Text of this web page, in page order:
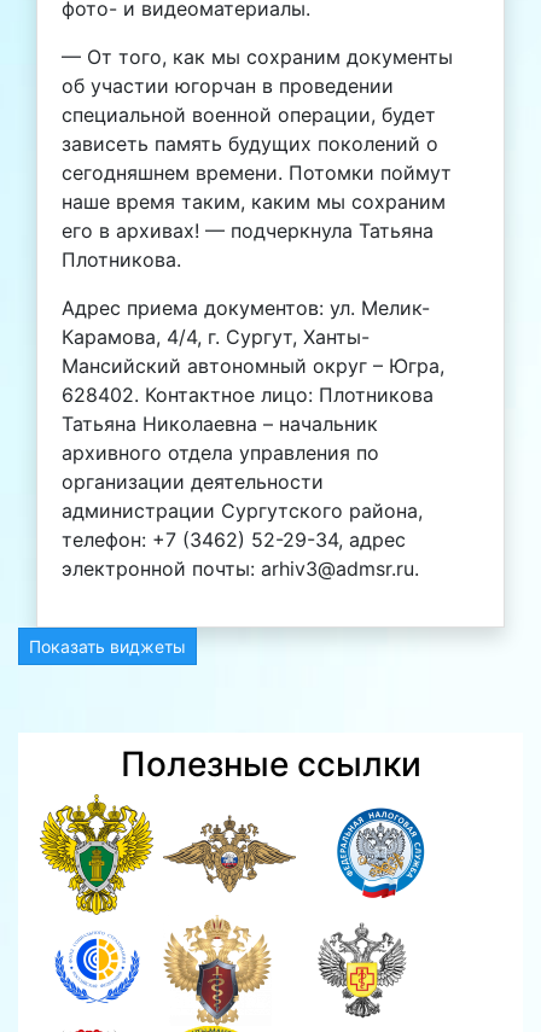
фото- и видеоматериалы.
— От того, как мы сохраним документы
об участии югорчан в проведении
специальной военной операции, будет
зависеть память будущих поколений о
сегодняшнем времени. Потомки поймут
наше время таким, каким мы сохраним
его в архивах! — подчеркнула Татьяна
Плотникова.
Адрес приема документов: ул. Мелик-
Карамова, 4/4, г. Сургут, Ханты-
Мансийский автономный округ – Югра,
628402. Контактное лицо: Плотникова
Татьяна Николаевна – начальник
архивного отдела управления по
организации деятельности
администрации Сургутского района,
телефон: +7 (3462) 52-29-34, адрес
электронной почты: arhiv3@admsr.ru.
Показать виджеты
Полезные ссылки